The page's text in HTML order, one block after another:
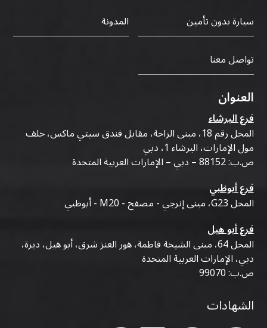
سيارة بدون تأمين
المدونة
تواصل معنا
العنوان
فرع البرشاء
المحل رقم 18، مبنى الراحة، مقابل فندق سيتي ماكس، خلف
مول الإمارات، البرشاء 1، دبي
ص.ب: 88152 – دبي – الإمارات العربية المتحدة
فرع أبوظبي
المحل G23، مبنى إنرجي - مصفح - M20 - أبوظبي
فرع أبو هيل
المحل 64، مبنى الشيخة فاطمة، هور العنز شرق، أبو هيل، ديرة،
دبي، الإمارات العربية المتحدة
ص.ب: 99070
الشهادات